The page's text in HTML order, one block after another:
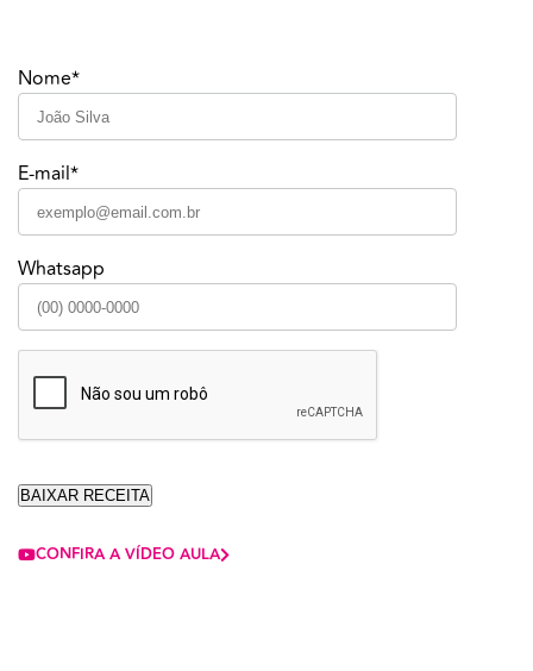
Nome*
E-mail*
Whatsapp
CONFIRA A VÍDEO AULA